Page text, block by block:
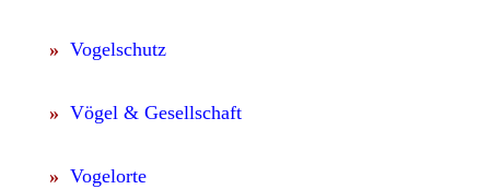
» Vogelschutz
» Vögel & Gesellschaft
» Vogelorte